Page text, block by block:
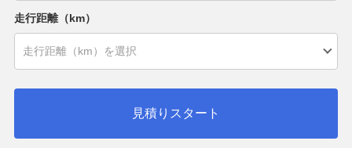
走行距離（km）
見積りスタート